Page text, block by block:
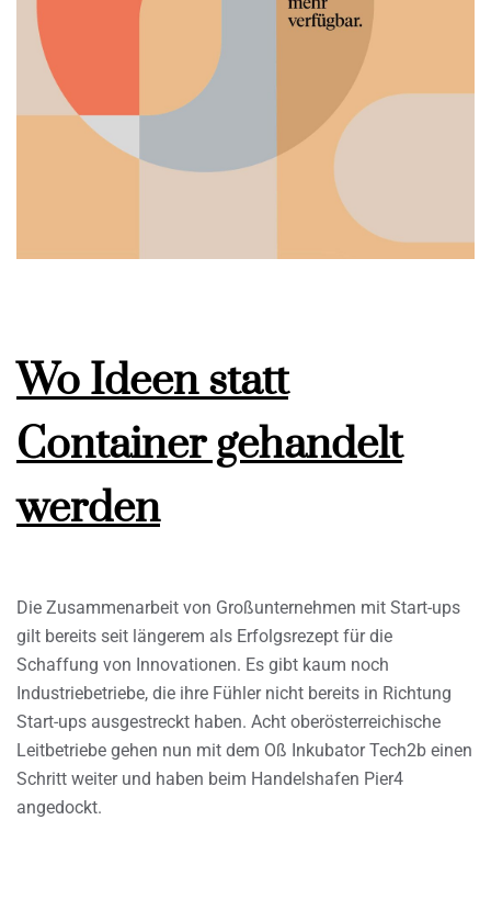
Wo Ideen statt
Container gehandelt
werden
Die Zusammenarbeit von Großunternehmen mit Start-ups
gilt bereits seit längerem als Erfolgsrezept für die
Schaffung von Innovationen. Es gibt kaum noch
Industriebetriebe, die ihre Fühler nicht bereits in Richtung
Start-ups ausgestreckt haben. Acht oberösterreichische
Leitbetriebe gehen nun mit dem Oß Inkubator Tech2b einen
Schritt weiter und haben beim Handelshafen Pier4
angedockt.